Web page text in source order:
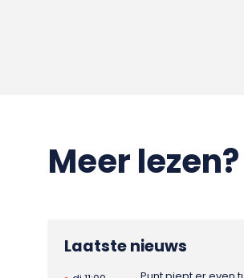
Meer lezen?
Laatste nieuws